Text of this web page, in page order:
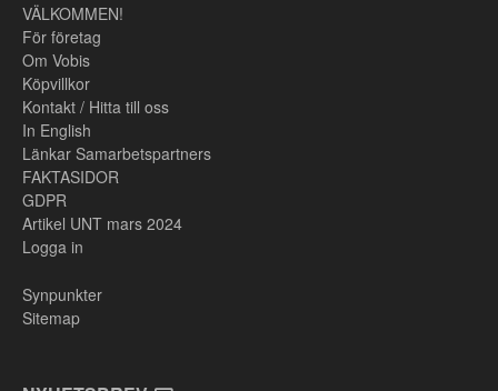
VÄLKOMMEN!
För företag
Om Vobis
Köpvillkor
Kontakt / Hitta till oss
In English
Länkar Samarbetspartners
FAKTASIDOR
GDPR
Artikel UNT mars 2024
Logga in
Synpunkter
Sitemap